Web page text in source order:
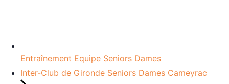
Entraînement Equipe Seniors Dames
Inter-Club de Gironde Seniors Dames Cameyrac